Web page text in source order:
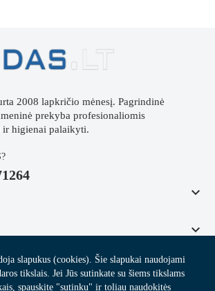
2008 lapkričio mėnesį. Pagrindinė
prekyba profesionaliomis
ir higienai palaikyti.
keyboard_arrow_down
keyboard_arrow_down
NAUJIENLAIŠKIUI
slapukus (cookies). Šie slapukai naudojami
tikslais. Jei Jūs sutinkate su šiems tikslams
spauskite "sutinku" ir toliau naudokitės